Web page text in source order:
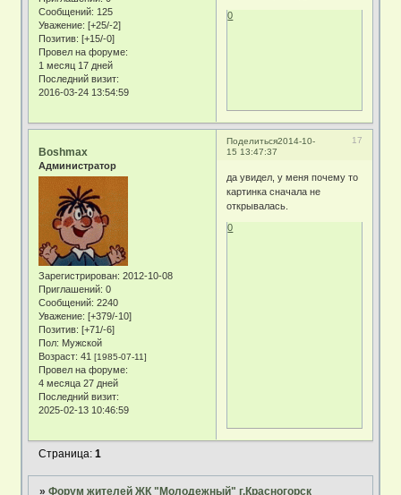
Сообщений: 125
Уважение: [+25/-2]
Позитив: [+15/-0]
Провел на форуме:
1 месяц 17 дней
Последний визит:
2016-03-24 13:54:59
0
Поделиться 17
2014-10-
15 13:47:37
Boshmax
Администратор
Зарегистрирован: 2012-10-08
Приглашений: 0
Сообщений: 2240
Уважение: [+379/-10]
Позитив: [+71/-6]
Пол: Мужской
Возраст: 41[1985-07-11]
Провел на форуме:
4 месяца 27 дней
Последний визит:
2025-02-13 10:46:59
да увидел, у меня почему то
картинка сначала не
открывалась.
0
Страница:1
»Форум жителей ЖК "Молодежный" г.Красногорск